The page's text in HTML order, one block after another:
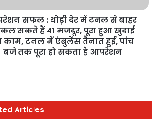
सफल : थोड़ी देर में टनल से बाहर
सकते हैं 41 मजदूर, पूरा हुआ खुदाई
काम, टनल में एंबुलेंस तैनात हुई, पांच
बजे तक पूरा हो सकता है आपरेशन
Articles